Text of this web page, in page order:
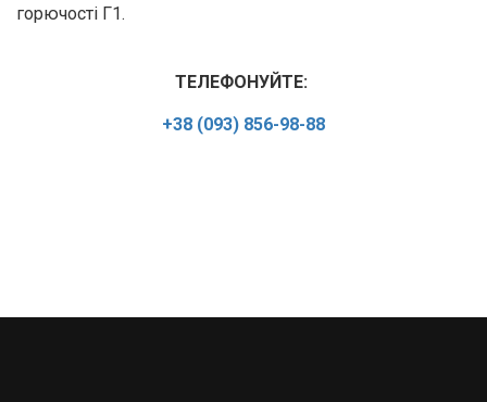
горючості Г1.
ТЕЛЕФОНУЙТЕ:
+38 (093) 856-98-88